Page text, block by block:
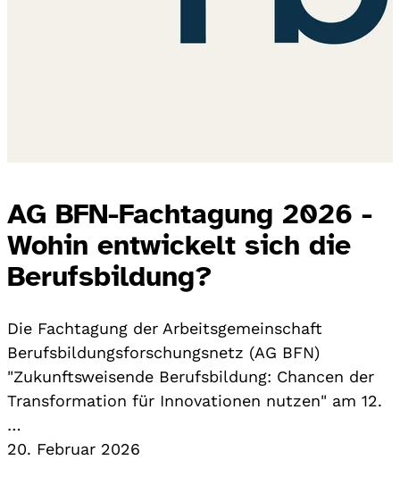
AG BFN-Fachtagung 2026 -
Wohin entwickelt sich die
Berufsbildung?
Die Fachtagung der Arbeitsgemeinschaft
Berufsbildungsforschungsnetz (AG BFN)
"Zukunftsweisende Berufsbildung: Chancen der
Transformation für Innovationen nutzen" am 12.
…
20. Februar 2026